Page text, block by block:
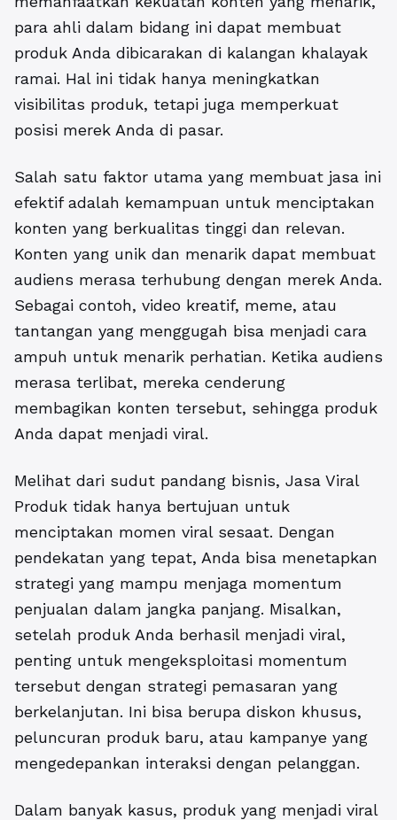
para ahli dalam bidang ini dapat membuat
produk Anda dibicarakan di kalangan khalayak
ramai. Hal ini tidak hanya meningkatkan
visibilitas produk, tetapi juga memperkuat
posisi merek Anda di pasar.
Salah satu faktor utama yang membuat jasa ini
efektif adalah kemampuan untuk menciptakan
konten yang berkualitas tinggi dan relevan.
Konten yang unik dan menarik dapat membuat
audiens merasa terhubung dengan merek Anda.
Sebagai contoh, video kreatif, meme, atau
tantangan yang menggugah bisa menjadi cara
ampuh untuk menarik perhatian. Ketika audiens
merasa terlibat, mereka cenderung
membagikan konten tersebut, sehingga produk
Anda dapat menjadi viral.
Melihat dari sudut pandang bisnis, Jasa Viral
Produk tidak hanya bertujuan untuk
menciptakan momen viral sesaat. Dengan
pendekatan yang tepat, Anda bisa menetapkan
strategi yang mampu menjaga momentum
penjualan dalam jangka panjang. Misalkan,
setelah produk Anda berhasil menjadi viral,
penting untuk mengeksploitasi momentum
tersebut dengan strategi pemasaran yang
berkelanjutan. Ini bisa berupa diskon khusus,
peluncuran produk baru, atau kampanye yang
mengedepankan interaksi dengan pelanggan.
Dalam banyak kasus, produk yang menjadi viral